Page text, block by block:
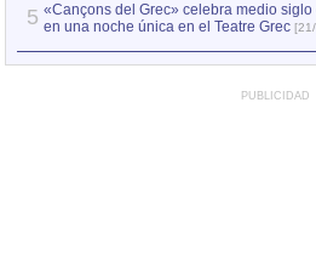
5 «Cançons del Grec» celebra medio siglo
en una noche única en el Teatre Grec
PUBLICIDAD